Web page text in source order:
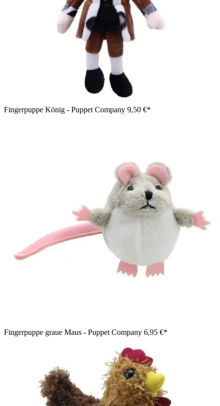
Fingerpuppe König - Puppet Company 9,50 €*
Fingerpuppe graue Maus - Puppet Company 6,95 €*